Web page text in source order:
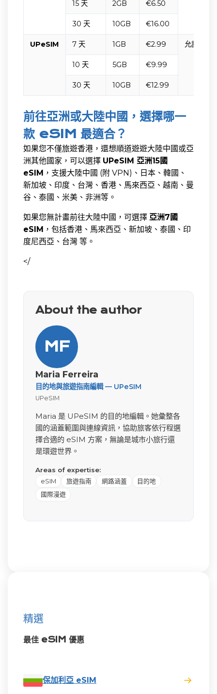
15 天 2GB €6.50
30 天 10GB €16.00
UPeSIM 7 天 1GB €2.99 允許無限
10 天 5GB €9.99
30 天 10GB €12.99
前往亞洲或大陸中國，選擇哪一
款 eSIM 最適合？
如果您不僅旅遊香港，還想順道遊遊大陸中國或亞
洲其他國家，可以選擇 UPeSIM 亞洲15國
eSIM ，支援大陸中國 (附 VPN)、日本、韓國、
新加坡、印度、台灣、香港、馬來西亞、越南、曼
谷、泰國、米美、非洲等。
如果您無計畫前往大陸中國，可選擇 亞洲7國
eSIM ，包括香港、馬來西亞、新加坡、泰國、印
度尼西亞、台灣 等。
</
About the author
MF
Maria Ferreira
目的地與旅遊指南編輯 — UPeSIM
UPeSIM
Maria 是 UPeSIM 的目的地編輯。她彙整各
國的涵蓋範圍與連線資訊，協助旅客依行程選
擇合適的 eSIM 方案，無論是城市小旅行還
是環遊世界。
Areas of expertise:
eSIM 旅遊指南 網路涵蓋
目的地
國際漫遊
精選
最佳 eSIM 優惠
保加利亞 eSIM